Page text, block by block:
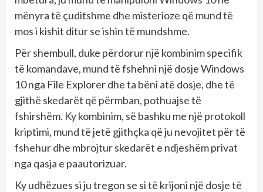
mënyra të çuditshme dhe misterioze që mund të
mos i kishit ditur se ishin të mundshme.
Për shembull, duke përdorur një kombinim specifik
të komandave, mund të fshehni një dosje Windows
10 nga File Explorer dhe ta bëni atë dosje, dhe të
gjithë skedarët që përmban, pothuajse të
fshirshëm. Ky kombinim, së bashku me një protokoll
kriptimi, mund të jetë gjithçka që ju nevojitet për të
fshehur dhe mbrojtur skedarët e ndjeshëm privat
nga qasja e paautorizuar.
Ky udhëzues si ju tregon se si të krijoni një dosje të